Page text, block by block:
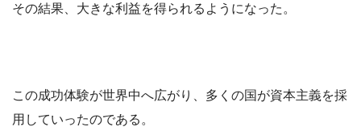
その結果、大きな利益を得られるようになった。
この成功体験が世界中へ広がり、多くの国が資本主義を採
用していったのである。